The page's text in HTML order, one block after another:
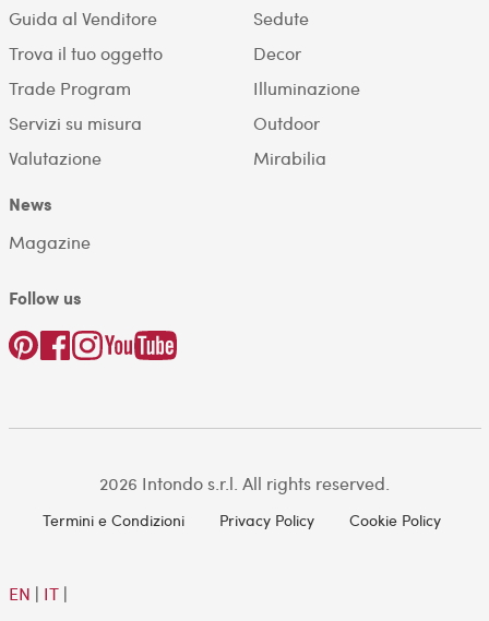
Guida al Venditore
Trova il tuo oggetto
Trade Program
Servizi su misura
Valutazione
Sedute
Decor
Illuminazione
Outdoor
Mirabilia
News
Magazine
Follow us
2026 Intondo s.r.l. All rights reserved.
Termini e Condizioni Privacy Policy Cookie Policy
EN | IT|